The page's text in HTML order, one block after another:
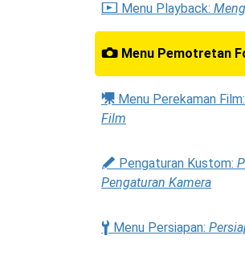
D Menu Playback:
C Menu Pemotretan
1 Menu Perekaman Film:
Film
A Pengaturan Kustom:
Pengaturan Kamera
B Menu Persiapan: